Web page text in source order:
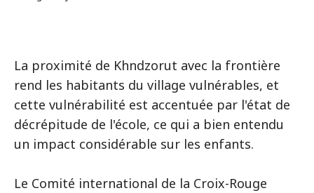
La proximité de Khndzorut avec la frontière
rend les habitants du village vulnérables, et
cette vulnérabilité est accentuée par l'état de
décrépitude de l'école, ce qui a bien entendu
un impact considérable sur les enfants.
Le Comité international de la Croix-Rouge